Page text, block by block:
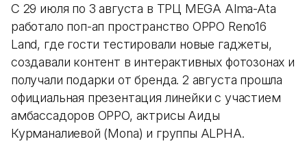
С 29 июля по 3 августа в ТРЦ MEGA Alma-Ata
работало поп-ап пространство OPPO Reno16
Land, где гости тестировали новые гаджеты,
создавали контент в интерактивных фотозонах и
получали подарки от бренда. 2 августа прошла
официальная презентация линейки с участием
амбассадоров OPPO, актрисы Аиды
Курманалиевой (Mona) и группы ALPHA.